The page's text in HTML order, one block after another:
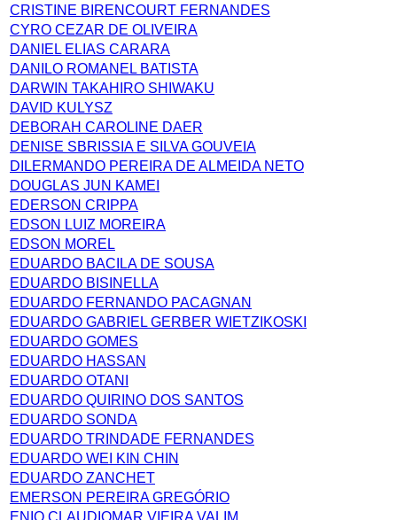
CRISTINE BIRENCOURT FERNANDES
CYRO CEZAR DE OLIVEIRA
DANIEL ELIAS CARARA
DANILO ROMANEL BATISTA
DARWIN TAKAHIRO SHIWAKU
DAVID KULYSZ
DEBORAH CAROLINE DAER
DENISE SBRISSIA E SILVA GOUVEIA
DILERMANDO PEREIRA DE ALMEIDA NETO
DOUGLAS JUN KAMEI
EDERSON CRIPPA
EDSON LUIZ MOREIRA
EDSON MOREL
EDUARDO BACILA DE SOUSA
EDUARDO BISINELLA
EDUARDO FERNANDO PACAGNAN
EDUARDO GABRIEL GERBER WIETZIKOSKI
EDUARDO GOMES
EDUARDO HASSAN
EDUARDO OTANI
EDUARDO QUIRINO DOS SANTOS
EDUARDO SONDA
EDUARDO TRINDADE FERNANDES
EDUARDO WEI KIN CHIN
EDUARDO ZANCHET
EMERSON PEREIRA GREGÓRIO
ENIO CLAUDIOMAR VIEIRA VALIM